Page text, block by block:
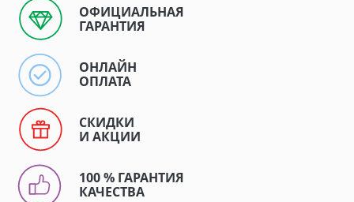
ОФИЦИАЛЬНАЯ
ГАРАНТИЯ
ОНЛАЙН
ОПЛАТА
СКИДКИ
И АКЦИИ
100 % ГАРАНТИЯ
КАЧЕСТВА